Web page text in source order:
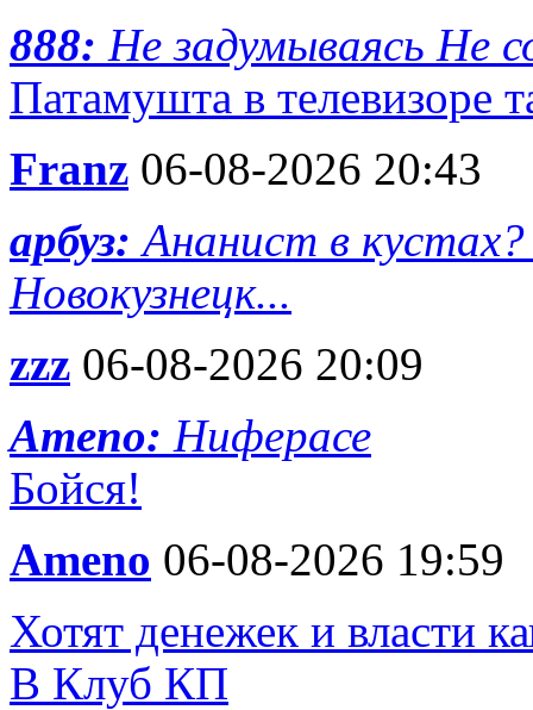
888: Не задумываясь Не
Патамушта в телевизоре
Franz 06-08-2026 20:43
арбуз:Ананист в
Новокузнецк...
zzz 06-08-2026 20:09
Ameno: Ниферасе
Бойся!
Ameno 06-08-2026 19:59
Хотят денежек и власти
В Клуб КП